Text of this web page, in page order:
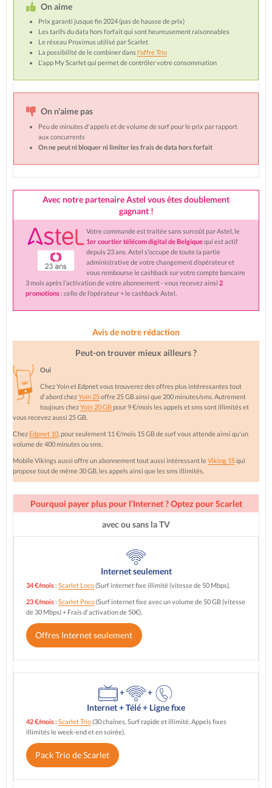
On aime
Prix garanti jusque fin 2024 (pas de hausse de prix)
Les tarifs du data hors forfait qui sont heureusement raisonnables
Le réseau Proximus utilisé par Scarlet
La possibilité de le combiner dans l'offre Trio
L'app My Scarlet qui permet de contrôler votre consommation
On n'aime pas
Peu de minutes d'appels et de volume de surf pour le prix par rapport
aux concurrents
On ne peut ni bloquer ni limiter les frais de data hors forfait
Avec notre partenaire Astel vous êtes doublement
gagnant !
Votre commande est traitée sans surcoût par Astel, le
1er courtier télécom digital de Belgiquequi est actif
depuis 23 ans. Astel s'occupe de toute la partie
administrative de votre changement d’opérateur et
vous rembourse le cashback sur votre compte bancaire
3 mois après l’activation de votre abonnement - vous recevez ainsi 2
promotions: celle de l’opérateur + le cashback Astel.
Avis de notre rédaction
Peut-on trouver mieux ailleurs ?
Oui
Chez Yoin et Edpnet vous trouverez des offres plus intéressantes tout
d'abord chezYoin 25offre 25 GB ainsi que 200 minutes/sms. Autrement
toujours chezYoin 20 GBpour 9 €/mois les appels et sms sont illimités et
vous recevez aussi 25 GB.
Chez Edpnet 10, pour seulement 11 €/mois 15 GB de surf vous attende ainsi qu'un
volume de 400 minutes ou sms.
Mobile Vikings aussi offre un abonnement tout aussi intéressant leViking 15qui
propose tout de même 30 GB, les appels ainsi que les sms illimités.
Pourquoi payer plus pour l’Internet ? Optez pour Scarlet
avec ou sans la TV
Internet seulement
34 €/mois: Scarlet Loco(Surf internet fixe illimité (vitesse de 50 Mbps).
23 €/mois: Scarlet Poco(Surf internet fixe avec un volume de 50 GB (vitesse
de 30 Mbps) + Frais d'activation de 50€).
Offres Internet seulement
+
+
Internet + Télé + Ligne fixe
42 €/mois :Scarlet Trio(30 chaînes, Surf rapide et illimité, Appels fixes
illimités le week-end et en soirée).
Pack Trio de Scarlet